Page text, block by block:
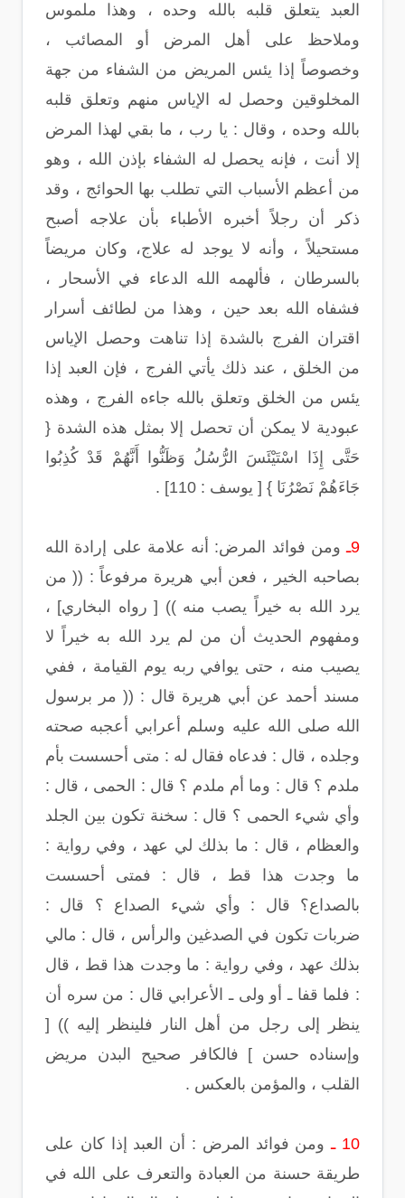
العبد يتعلق قلبه بالله وحده ، وهذا ملموس
وملاحظ على أهل المرض أو المصائب ،
وخصوصاً إذا يئس المريض من الشفاء من جهة
المخلوقين وحصل له الإياس منهم وتعلق قلبه
بالله وحده ، وقال : يا رب ، ما بقي لهذا المرض
إلا أنت ، فإنه يحصل له الشفاء بإذن الله ، وهو
من أعظم الأسباب التي تطلب بها الحوائج ، وقد
ذكر أن رجلاً أخبره الأطباء بأن علاجه أصبح
مستحيلاً ، وأنه لا يوجد له علاج، وكان مريضاً
بالسرطان ، فألهمه الله الدعاء في الأسحار ،
فشفاه الله بعد حين ، وهذا من لطائف أسرار
اقتران الفرج بالشدة إذا تناهت وحصل الإياس
من الخلق ، عند ذلك يأتي الفرج ، فإن العبد إذا
يئس من الخلق وتعلق بالله جاءه الفرج ، وهذه
عبودية لا يمكن أن تحصل إلا بمثل هذه الشدة {
حَتَّى إِذَا اسْتَيْئَسَ الرُّسُلُ وَظَنُّوا أَنَّهُمْ قَدْ كُذِبُوا
جَاءَهُمْ نَصْرُنَا } [ يوسف : 110] .
9ـ ومن فوائد المرض: أنه علامة على إرادة الله
بصاحبه الخير ، فعن أبي هريرة مرفوعاً : (( من
يرد الله به خيراً يصب منه )) [ رواه البخاري] ،
ومفهوم الحديث أن من لم يرد الله به خيراً لا
يصيب منه ، حتى يوافي ربه يوم القيامة ، ففي
مسند أحمد عن أبي هريرة قال : (( مر برسول
الله صلى الله عليه وسلم أعرابي أعجبه صحته
وجلده ، قال : فدعاه فقال له : متى أحسست بأم
ملدم ؟ قال : وما أم ملدم ؟ قال : الحمى ، قال :
وأي شيء الحمى ؟ قال : سخنة تكون بين الجلد
والعظام ، قال : ما بذلك لي عهد ، وفي رواية :
ما وجدت هذا قط ، قال : فمتى أحسست
بالصداع؟ قال : وأي شيء الصداع ؟ قال :
ضربات تكون في الصدغين والرأس ، قال : مالي
بذلك عهد ، وفي رواية : ما وجدت هذا قط ، قال
: فلما قفا ـ أو ولى ـ الأعرابي قال : من سره أن
ينظر إلى رجل من أهل النار فلينظر إليه )) [
وإسناده حسن ] فالكافر صحيح البدن مريض
القلب ، والمؤمن بالعكس .
10 ـ
ومن فوائد المرض : أن العبد إذا كان على
طريقة حسنة من العبادة والتعرف على الله في